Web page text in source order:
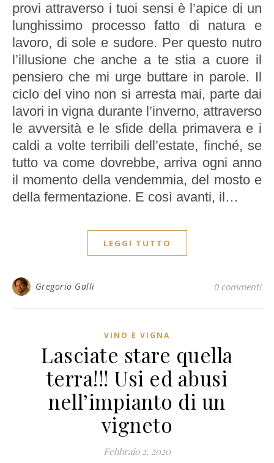
provi attraverso i tuoi sensi è l’apice di un
lunghissimo processo fatto di natura e
lavoro, di sole e sudore. Per questo nutro
l’illusione che anche a te stia a cuore il
pensiero che mi urge buttare in parole. Il
ciclo del vino non si arresta mai, parte dai
lavori in vigna durante l’inverno, attraverso
le avversità e le sfide della primavera e i
caldi a volte terribili dell’estate, finché, se
tutto va come dovrebbe, arriva ogni anno
il momento della vendemmia, del mosto e
della fermentazione. E così avanti, il…
LEGGI TUTTO
Gregorio Galli 0 commenti
VINO E VIGNA
Lasciate stare quella
terra!!! Usi ed abusi
nell’impianto di un
vigneto
Febbraio 2, 2020